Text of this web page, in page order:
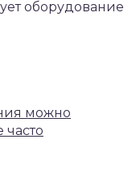
оборудование
можно